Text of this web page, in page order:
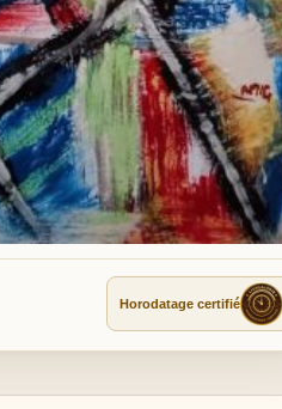
Horodatage certifié